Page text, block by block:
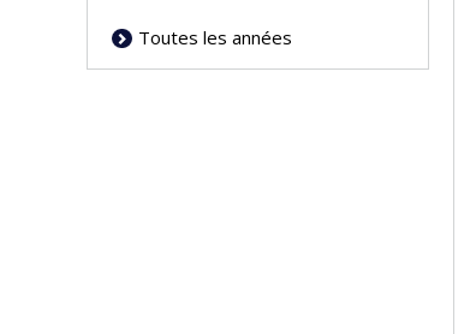
Toutes les années